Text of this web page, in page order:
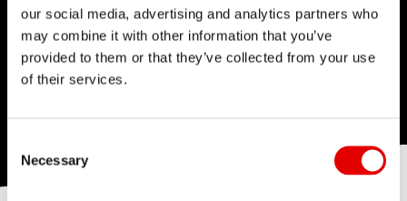
our social media, advertising and analytics partners who
may combine it with other information that you’ve
provided to them or that they’ve collected from your use
of their services.
Necessary
vie.
En savoir plus